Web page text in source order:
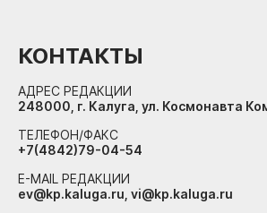
КОНТАКТЫ
АДРЕС РЕДАКЦИИ
248000, г. Калуга, ул. Космонавта
ТЕЛЕФОН/ФАКС
+7(4842)79-04-54
E-MAIL РЕДАКЦИИ
ev@kp.kaluga.ru, vi@kp.kaluga.ru